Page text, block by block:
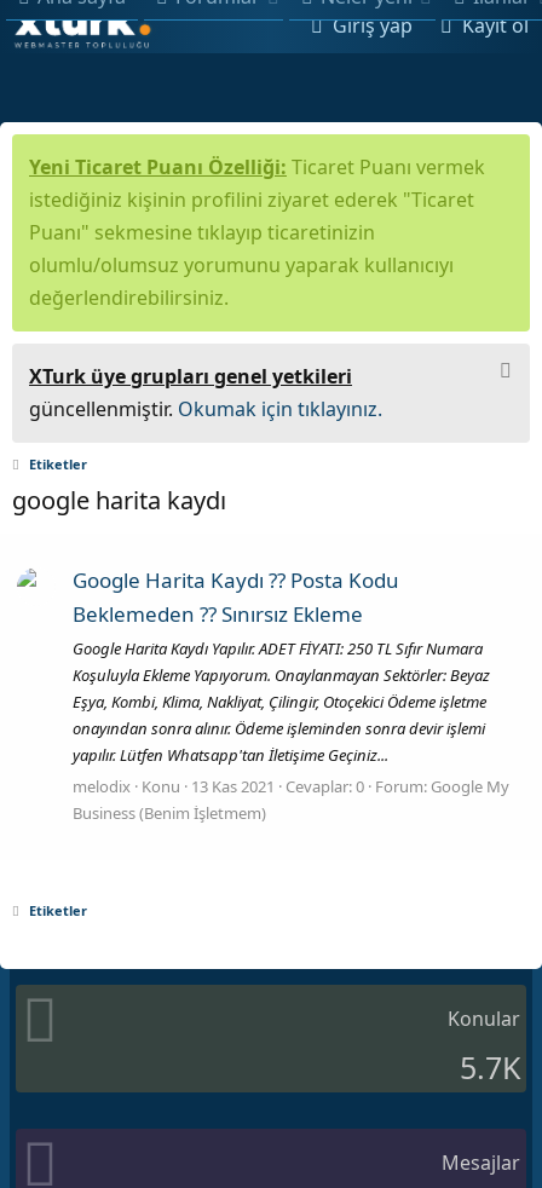
Giriş yap Kayıt ol
Yeni Ticaret Puanı Özelliği: Ticaret Puanı vermek
istediğiniz kişinin profilini ziyaret ederek "Ticaret
Puanı" sekmesine tıklayıp ticaretinizin
olumlu/olumsuz yorumunu yaparak kullanıcıyı
değerlendirebilirsiniz.
XTurk üye grupları genel yetkileri
güncellenmiştir. Okumak için tıklayınız.
Etiketler
google harita kaydı
Google Harita Kaydı ?? Posta Kodu
Beklemeden ?? Sınırsız Ekleme
Google Harita Kaydı Yapılır. ADET FİYATI: 250 TL Sıfır Numara
Koşuluyla Ekleme Yapıyorum. Onaylanmayan Sektörler: Beyaz
Eşya, Kombi, Klima, Nakliyat, Çilingir, Otoçekici Ödeme işletme
onayından sonra alınır. Ödeme işleminden sonra devir işlemi
yapılır. Lütfen Whatsapp'tan İletişime Geçiniz...
melodix Konu 13 Kas 2021 Cevaplar: 0 Forum: Google My
Business (Benim İşletmem)
Etiketler
Konular
5.7K
Mesajlar